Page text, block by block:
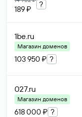
189 ₽
?
1be.ru
Магазин доменов
103 950 ₽ ?
027.ru
Магазин доменов
618 000 ₽ ?